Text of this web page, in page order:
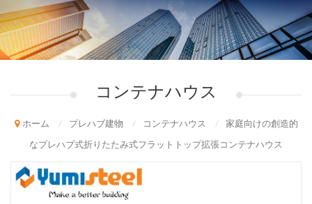
コンテナハウス
ホーム / プレハブ建物 / コンテナハウス /
家庭向けの創造的
なプレハブ式折りたたみ式フラットトップ拡張コンテナハウス